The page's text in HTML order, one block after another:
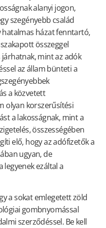
alanyi jogon,
szegényebb család
hatalmas házat fenntartó,
összeggel
mint az adók
az állam bünteti a
a közvetett
olyan korszerűsítési
a lakosságnak, mint a
összességében
elő, hogy az adófizetők a
ugyan, de
legyenek ezáltal a
a sokat emlegetett zöld
gombnyomással
szerződéssel. Be kell